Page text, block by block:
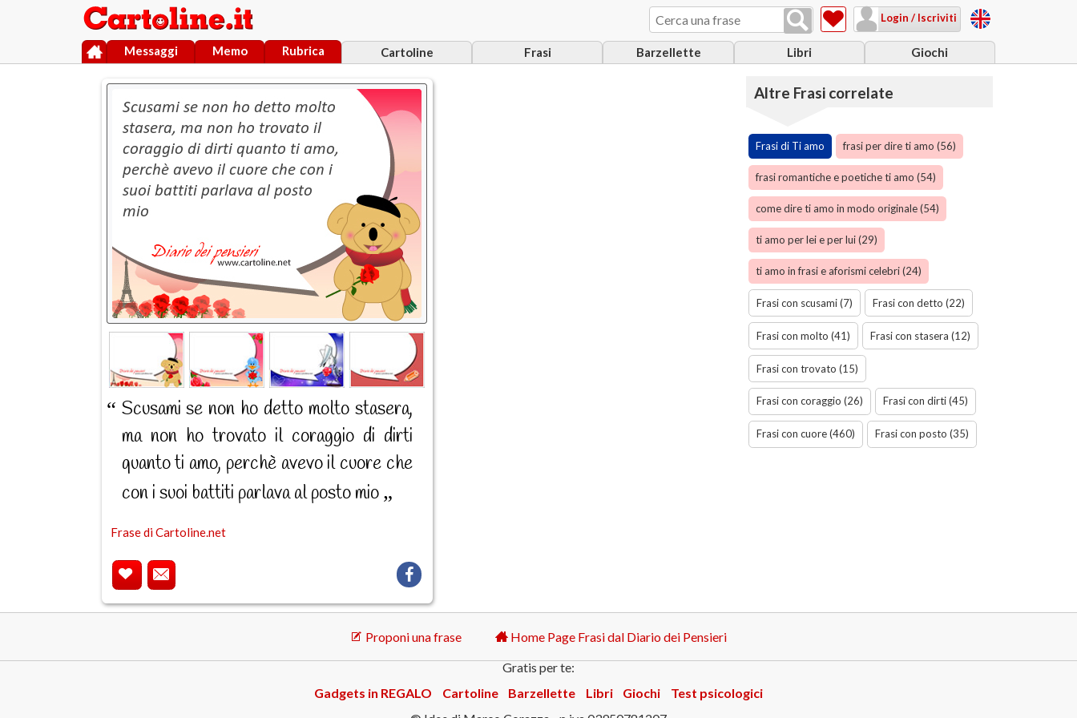
Login / Iscriviti
Cartoline Frasi Barzellette Libri Giochi
Messaggi Memo Rubrica
Scusami se non ho detto molto stasera,
ma non ho trovato il coraggio di dirti
quanto ti amo, perchè avevo il cuore che
con i suoi battiti parlava al posto mio
Frase di Cartoline.net
Altre Frasi correlate
Frasi di Ti amo frasi per dire ti amo (56)
frasi romantiche e poetiche ti amo (54)
come dire ti amo in modo originale (54)
ti amo per lei e per lui (29)
ti amo in frasi e aforismi celebri (24)
Frasi con scusami (7) Frasi con detto (22)
Frasi con molto (41) Frasi con stasera (12)
Frasi con trovato (15)
Frasi con coraggio (26) Frasi con dirti (45)
Frasi con cuore (460) Frasi con posto (35)
Proponi una frase
Home Page Frasi dal Diario dei Pensieri
Gratis per te:
Gadgets in REGALO
Cartoline Barzellette Libri Giochi
Test psicologici